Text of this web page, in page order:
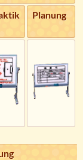
Planung